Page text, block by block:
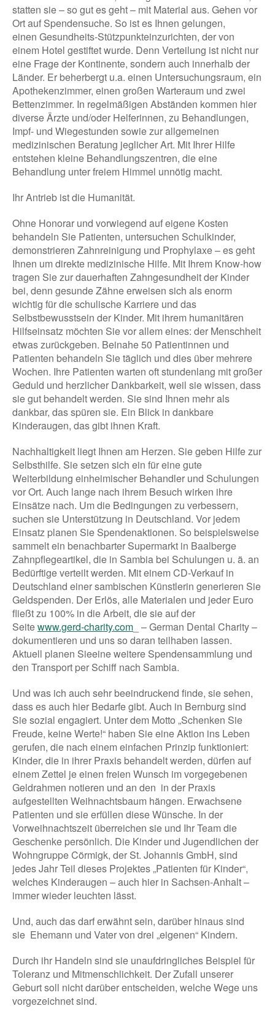
statten sie – so gut es geht – mit Material aus. Gehen vor
Ort auf Spendensuche. So ist es Ihnen gelungen,
einen Gesundheits-Stützpunkteinzurichten, der von
einem Hotel gestiftet wurde. Denn Verteilung ist nicht nur
eine Frage der Kontinente, sondern auch innerhalb der
Länder. Er beherbergt u.a. einen Untersuchungsraum, ein
Apothekenzimmer, einen großen Warteraum und zwei
Bettenzimmer. In regelmäßigen Abständen kommen hier
diverse Ärzte und/oder Helferinnen, zu Behandlungen,
Impf- und Wiegestunden sowie zur allgemeinen
medizinischen Beratung jeglicher Art. Mit Ihrer Hilfe
entstehen kleine Behandlungszentren, die eine
Behandlung unter freiem Himmel unnötig macht.
Ihr Antrieb ist die Humanität.
Ohne Honorar und vorwiegend auf eigene Kosten
behandeln Sie Patienten, untersuchen Schulkinder,
demonstrieren Zahnreinigung und Prophylaxe – es geht
Ihnen um direkte medizinische Hilfe. Mit Ihrem Know-how
tragen Sie zur dauerhaften Zahngesundheit der Kinder
bei, denn gesunde Zähne erweisen sich als enorm
wichtig für die schulische Karriere und das
Selbstbewusstsein der Kinder. Mit ihrem humanitären
Hilfseinsatz möchten Sie vor allem eines: der Menschheit
etwas zurückgeben. Beinahe 50 Patientinnen und
Patienten behandeln Sie täglich und dies über mehrere
Wochen. Ihre Patienten warten oft stundenlang mit großer
Geduld und herzlicher Dankbarkeit, weil sie wissen, dass
sie gut behandelt werden. Sie sind Ihnen mehr als
dankbar, das spüren sie. Ein Blick in dankbare
Kinderaugen, das gibt ihnen Kraft.
Nachhaltigkeit liegt Ihnen am Herzen. Sie geben Hilfe zur
Selbsthilfe. Sie setzen sich ein für eine gute
Weiterbildung einheimischer Behandler und Schulungen
vor Ort. Auch lange nach ihrem Besuch wirken ihre
Einsätze nach. Um die Bedingungen zu verbessern,
suchen sie Unterstützung in Deutschland. Vor jedem
Einsatz planen Sie Spendenaktionen. So beispielsweise
sammelt ein benachbarter Supermarkt in Baalberge
Zahnpflegeartikel, die in Sambia bei Schulungen u. ä. an
Bedürftige verteilt werden. Mit einem CD-Verkauf in
Deutschland einer sambischen Künstlerin generieren Sie
Geldspenden. Der Erlös, alle Materialen und jeder Euro
fließt zu 100% in die Arbeit, die sie auf der
Seitewww.gerd-charity.com _ – German Dental Charity –
dokumentieren und uns so daran teilhaben lassen.
Aktuell planen Sieeine weitere Spendensammlung und
den Transport per Schiff nach Sambia.
Und was ich auch sehr beeindruckend finde, sie sehen,
dass es auch hier Bedarfe gibt. Auch in Bernburg sind
Sie sozial engagiert. Unter dem Motto „Schenken Sie
Freude, keine Werte!“ haben Sie eine Aktion ins Leben
gerufen, die nach einem einfachen Prinzip funktioniert:
Kinder, die in ihrer Praxis behandelt werden, dürfen auf
einem Zettel je einen freien Wunsch im vorgegebenen
Geldrahmen notieren und an den in der Praxis
aufgestellten Weihnachtsbaum hängen. Erwachsene
Patienten und sie erfüllen diese Wünsche. In der
Vorweihnachtszeit überreichen sie und Ihr Team die
Geschenke persönlich. Die Kinder und Jugendlichen der
Wohngruppe Cörmigk, der St. Johannis GmbH, sind
jedes Jahr Teil dieses Projektes „Patienten für Kinder“,
welches Kinderaugen – auch hier in Sachsen-Anhalt –
immer wieder leuchten lässt.
Und, auch das darf erwähnt sein, darüber hinaus sind
sie Ehemann und Vater von drei „eigenen“ Kindern.
Durch ihr Handeln sind sie unaufdringliches Beispiel für
Toleranz und Mitmenschlichkeit. Der Zufall unserer
Geburt soll nicht darüber entscheiden, welche Wege uns
vorgezeichnet sind.